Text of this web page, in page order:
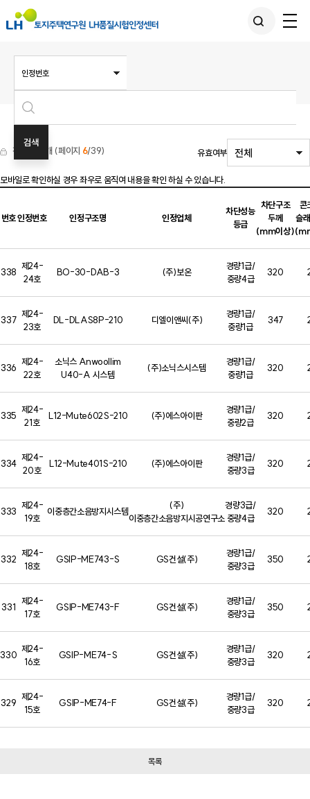
전체 개 (페이지 6/39) 유효여부
모바일로 확인하실 경우좌우로 움직여 내용을 확인 하실 수 있습니다.
번호인정번호 인정구조명 인정업체
차단성능
등급
차단구조
두께
(mm이상)
콘
슬
338
제24-
24호
BO-30-DAB-3 (주)보온
경량1급/
중량4급
320
337
제24-
23호
DL-DLAS8P-210 디엘이앤씨(주)
경량1급/
중량1급
347
336
제24-
22호
소닉스 Anwoollim
U40-A 시스템
(주)소닉스시스템
경량1급/
중량1급
320
335
제24-
21호
L12-Mute602S-210 (주)에스아이판
경량1급/
중량2급
320
334
제24-
20호
L12-Mute401S-210 (주)에스아이판
경량1급/
중량3급
320
333
제24-
19호
이중층간소음방지시스템
(주)
이중층간소음방지시공연구소
경량3급/
중량4급
320
332
제24-
18호
GSIP-ME743-S GS건설(주)
경량1급/
중량3급
350
331
제24-
17호
GSIP-ME743-F GS건설(주)
경량1급/
중량3급
350
330
제24-
16호
GSIP-ME74-S GS건설(주)
경량1급/
중량3급
320
329
제24-
15호
GSIP-ME74-F GS건설(주)
경량1급/
중량3급
320
목록